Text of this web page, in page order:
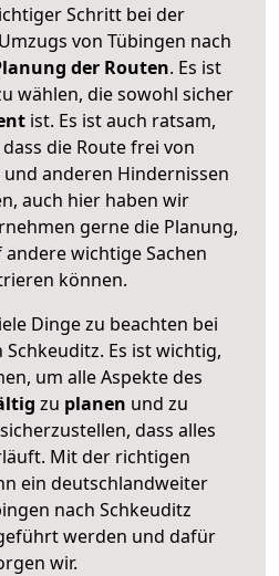
Schritt bei der
von Tübingen nach
der Routen. Es ist
wählen, die sowohl sicher
ist. Es ist auch ratsam,
die Route frei von
anderen Hindernissen
auch hier haben wir
gerne die Planung,
wichtige Sachen
können.
Dinge zu beachten bei
Es ist wichtig,
um alle Aspekte des
zu planen und zu
dass alles
Mit der richtigen
ein deutschlandweiter
nach Schkeuditz
werden und dafür
wir.